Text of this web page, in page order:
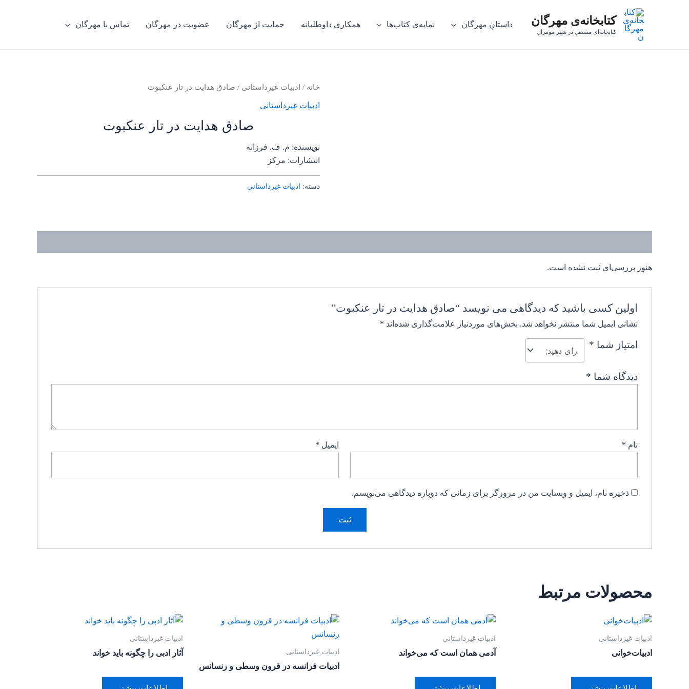
کتابخانه‌ی مهرگان
کتابخانه‌ای مستقل در شهر مونترآل
داستانِ مهرگان نمایه‌ی کتاب‌ها همکاری داوطلبانه حمایت از مهرگان عضویت در مهرگان تماس با مهرگان
خانه / ادبیات غیرداستانی / صادق هدایت در تار عنکبوت
ادبیات غیرداستانی
صادق هدایت در تار عنکبوت
نویسنده: م. ف. فرزانه
انتشارات: مرکز
دسته: ادبیات غیرداستانی
هنوز بررسی‌ای ثبت نشده است.
اولین کسی باشید که دیدگاهی می نویسد “صادق هدایت در تار عنکبوت”
نشانی ایمیل شما منتشر نخواهد شد. بخش‌های موردنیاز علامت‌گذاری شده‌اند *
امتیاز شما *
دیدگاه شما *
نام * ایمیل *
ذخیره نام، ایمیل و وبسایت من در مرورگر برای زمانی که دوباره دیدگاهی می‌نویسم.
محصولات مرتبط
ادبیات غیرداستانی
ادبیات‌خوانی
ادبیات غیرداستانی
آدمی همان است که می‌خواند ادبیات غیرداستانی
ادبیات فرانسه در قرون وسطی و رنسانس
ادبیات غیرداستانی
آثار ادبی را چگونه باید خواند